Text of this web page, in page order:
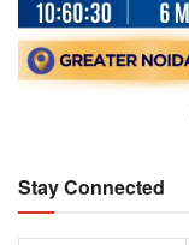
Stay Connected